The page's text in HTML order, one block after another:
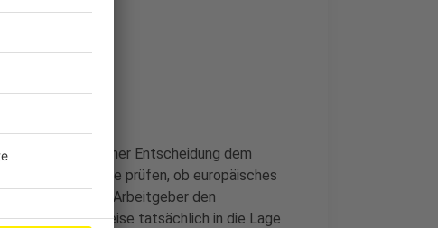
NRW vor seiner Entscheidung dem
vorgelegt. Er sollte prüfen, ob europäisches
"wenn der Arbeitgeber den
und Hinweise tatsächlich in die Lage